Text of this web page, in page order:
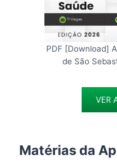
PDF [Download]
de São
VER
Matérias da